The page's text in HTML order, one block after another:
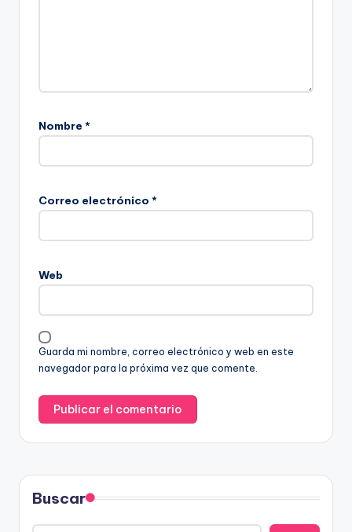
Nombre *
Correo electrónico *
Web
Guarda mi nombre, correo electrónico y web en este
navegador para la próxima vez que comente.
Buscar